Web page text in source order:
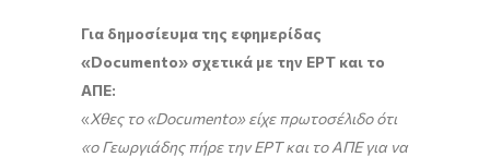
Για δημοσίευμα της εφημερίδας
«Documento» σχετικά με την ΕΡΤ και το
ΑΠΕ:
«Χθες το «Documento» είχε πρωτοσέλιδο ότι
«ο Γεωργιάδης πήρε την ΕΡΤ και το ΑΠΕ για να